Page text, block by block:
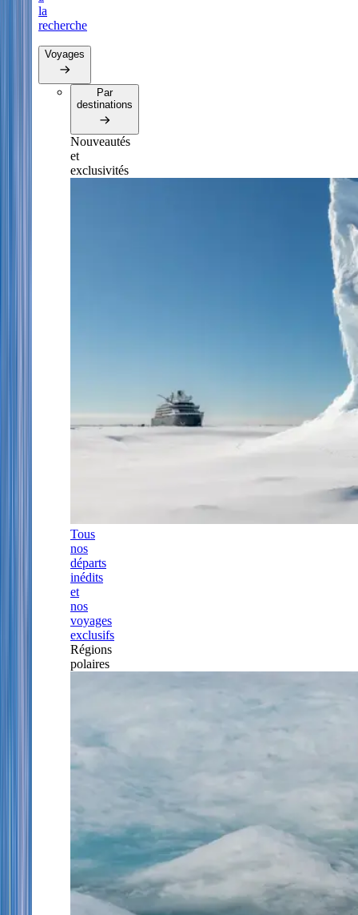
la
recherche
Voyages
Par
destinations
Nouveautés
et
exclusivités
Tous
nos
départs
inédits
et
nos
voyages
exclusifs
Régions
polaires